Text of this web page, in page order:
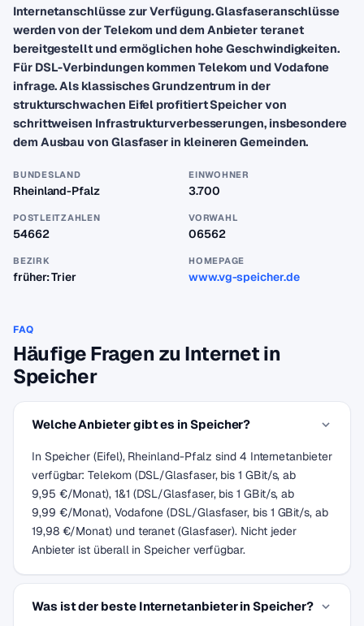
Internetanschlüsse zur Verfügung. Glasfaseranschlüsse
werden von der Telekom und dem Anbieter teranet
bereitgestellt und ermöglichen hohe Geschwindigkeiten.
Für DSL-Verbindungen kommen Telekom und Vodafone
infrage. Als klassisches Grundzentrum in der
strukturschwachen Eifel profitiert Speicher von
schrittweisen Infrastrukturverbesserungen, insbesondere
dem Ausbau von Glasfaser in kleineren Gemeinden.
BUNDESLAND
Rheinland-Pfalz
EINWOHNER
3.700
POSTLEITZAHLEN
54662
VORWAHL
06562
BEZIRK
früher: Trier
HOMEPAGE
www.vg-speicher.de
FAQ
Häufige Fragen zu Internet in
Speicher
Welche Anbieter gibt es in Speicher?
In Speicher (Eifel), Rheinland-Pfalz sind 4 Internetanbieter
verfügbar: Telekom (DSL/Glasfaser, bis 1 GBit/s, ab
9,95 €/Monat), 1&1 (DSL/Glasfaser, bis 1 GBit/s, ab
9,99 €/Monat), Vodafone (DSL/Glasfaser, bis 1 GBit/s, ab
19,98 €/Monat) und teranet (Glasfaser). Nicht jeder
Anbieter ist überall in Speicher verfügbar.
Was ist der beste Internetanbieter in Speicher?